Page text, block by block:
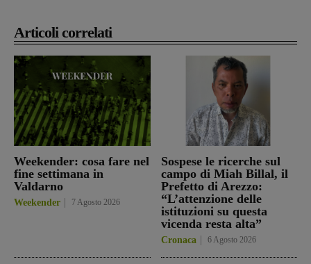
Articoli correlati
Weekender: cosa fare nel
fine settimana in
Valdarno
Weekender 7 Agosto 2026
Sospese le ricerche sul
campo di Miah Billal, il
Prefetto di Arezzo:
“L’attenzione delle
istituzioni su questa
vicenda resta alta”
Cronaca 6 Agosto 2026